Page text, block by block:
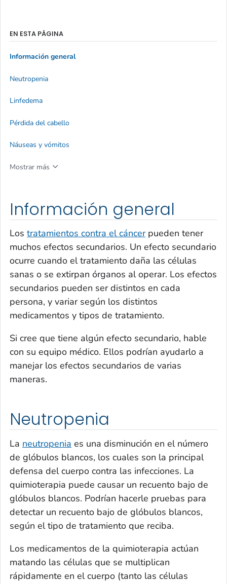
Información general
Los tratamientos contra el cáncerpueden tener
muchos efectos secundarios. Un efecto secundario
ocurre cuando el tratamiento daña las células
sanas o se extirpan órganos al operar. Los efectos
secundarios pueden ser distintos en cada
persona, y variar según los distintos
medicamentos y tipos de tratamiento.
Si cree que tiene algún efecto secundario, hable
con su equipo médico. Ellos podrían ayudarlo a
manejar los efectos secundarios de varias
maneras.
Neutropenia
La neutropenia es una disminución en el número
de glóbulos blancos, los cuales son la principal
defensa del cuerpo contra las infecciones. La
quimioterapia puede causar un recuento bajo de
glóbulos blancos. Podrían hacerle pruebas para
detectar un recuento bajo de glóbulos blancos,
según el tipo de tratamiento que reciba.
Los medicamentos de la quimioterapia actúan
matando las células que se multiplican
rápidamente en el cuerpo (tanto las células
EN ESTA PÁGINA
Información general
Neutropenia
Linfedema
Pérdida del cabello
Náuseas y vómitos
Mostrar más